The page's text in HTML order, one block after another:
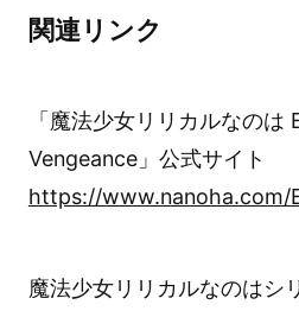
関連リンク
「魔法少女リリカルなのは
Vengeance」公式サイト
https://www.nanoha.com/
魔法少女リリカルなのはシ